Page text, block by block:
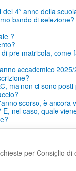
4° anno della
bando di selezione?
?
pre-matricola, come
accademico
ma non ci sono posti
scorso, è ancora
nel caso, quale
per Consiglio di